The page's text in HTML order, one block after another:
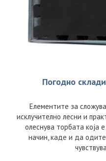
Погодно
Елементите за
исклучително лесни и
олеснува торбата која
начин, каде и да